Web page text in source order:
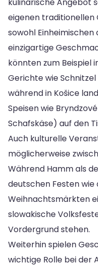
eigenen traditionellen
sowohl Einheimischen
einzigartige
könnten zum Beispiel
Gerichte wie
während in Košice
Speisen wie
Schafskäse) auf den
Auch kulturelle
möglicherweise
Während Hamm als
deutschen Festen
Weihnachtsmärkten
slowakische
Vordergrund stehen.
Weiterhin spielen
wichtige Rolle bei der